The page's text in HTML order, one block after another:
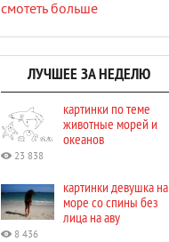
смотеть больше
ЛУЧШЕЕ ЗА НЕДЕЛЮ
картинки по теме
животные морей и
океанов
23 838
картинки девушка на
море со спины без
лица на аву
8 436